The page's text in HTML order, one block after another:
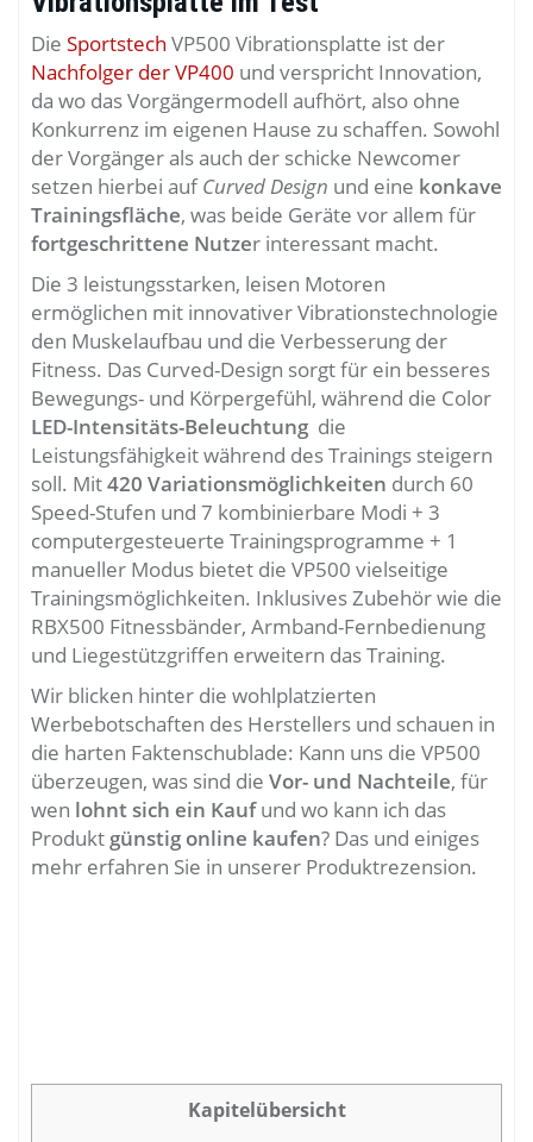
Die Sportstech VP500 Vibrationsplatte ist der
Nachfolger der VP400 und verspricht Innovation,
da wo das Vorgängermodell aufhört, also ohne
Konkurrenz im eigenen Hause zu schaffen. Sowohl
der Vorgänger als auch der schicke Newcomer
setzen hierbei aufCurved Design und eine konkave
Trainingsfläche, was beide Geräte vor allem für
fortgeschrittene Nutzer interessant macht.
Die 3 leistungsstarken, leisen Motoren
ermöglichen mit innovativer Vibrationstechnologie
den Muskelaufbau und die Verbesserung der
Fitness. Das Curved-Design sorgt für ein besseres
Bewegungs- und Körpergefühl, während die Color
LED-Intensitäts-Beleuchtung die
Leistungsfähigkeit während des Trainings steigern
soll. Mit420 Variationsmöglichkeiten durch 60
Speed-Stufen und 7 kombinierbare Modi + 3
computergesteuerte Trainingsprogramme + 1
manueller Modus bietet die VP500 vielseitige
Trainingsmöglichkeiten. Inklusives Zubehör wie die
RBX500 Fitnessbänder, Armband-Fernbedienung
und Liegestützgriffen erweitern das Training.
Wir blicken hinter die wohlplatzierten
Werbebotschaften des Herstellers und schauen in
die harten Faktenschublade: Kann uns die VP500
überzeugen, was sind die Vor- und Nachteile, für
wen lohnt sich ein Kaufund wo kann ich das
Produkt günstig online kaufen? Das und einiges
mehr erfahren Sie in unserer Produktrezension.
Kapitelübersicht